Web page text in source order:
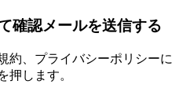
確認メールを送信する
約、プライバシーポリシーに
押します。